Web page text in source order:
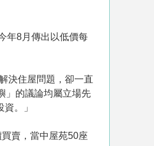
年8月傳出以低價每
決住屋問題，卻一直
」的議論均屬立場先
。」
賣，當中屋苑50座